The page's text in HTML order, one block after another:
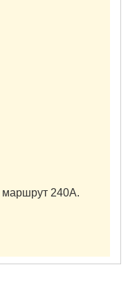
маршрут 240А.